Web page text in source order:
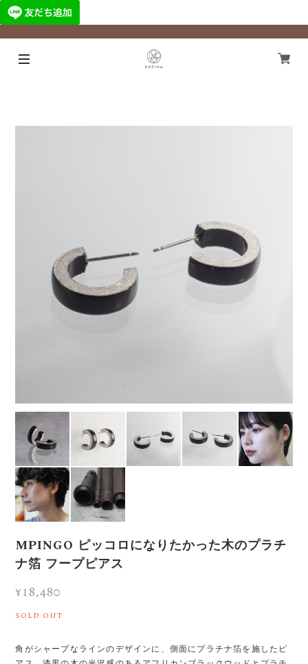
MPINGO ピッコロになりたかった木のプラチ
ナ箔 フープピアス
¥18,480
SOLD OUT
角がシャープなラインのデザインに、側面にプラチナ箔を施したピ